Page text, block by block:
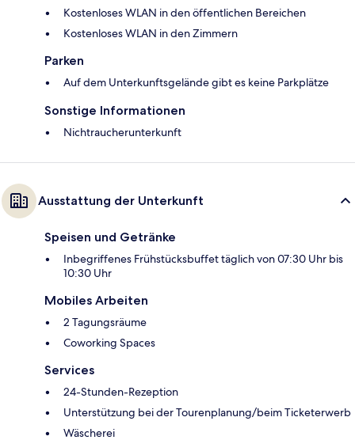
Kostenloses WLAN in den öffentlichen Bereichen
Kostenloses WLAN in den Zimmern
Parken
Auf dem Unterkunftsgelände gibt es keine Parkplätze
Sonstige Informationen
Nichtraucherunterkunft
Ausstattung der Unterkunft
Speisen und Getränke
Inbegriffenes Frühstücksbuffet täglich von 07:30 Uhr bis
10:30 Uhr
Mobiles Arbeiten
2 Tagungsräume
Coworking Spaces
Services
24-Stunden-Rezeption
Unterstützung bei der Tourenplanung/beim Ticketerwerb
Wäscherei